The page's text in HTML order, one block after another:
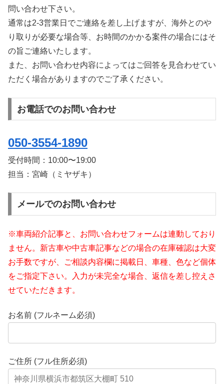
問い合わせ下さい。
通常は2-3営業日でご連絡を差し上げますが、海外とのや
り取りが必要な場合等、お時間のかかる案件の場合にはそ
の旨ご連絡いたします。
また、お問い合わせ内容によってはご回答を見合わせてい
ただく場合がありますのでご了承ください。
お電話でのお問い合わせ
050-3554-1890
受付時間： 10:00〜19:00
担当：宮崎（ミヤザキ）
メールでのお問い合わせ
※車両紹介記事と、お問い合わせフォームは連動しており
ません。新古車や中古車記事などの場合の在庫確認は大変
お手数ですが、ご相談内容欄に掲載日、車種、色など個体
をご指定下さい。入力が未完全な場合、返信を差し控えさ
せていただきます。
お名前 (フルネーム必須)
ご住所 (フル住所必須)